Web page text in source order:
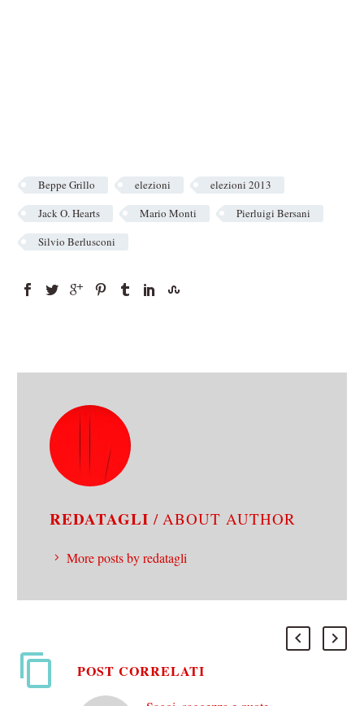
Beppe Grillo elezioni
elezioni 2013
Jack O. Hearts
Mario Monti
Pierluigi Bersani
Silvio Berlusconi
REDATAGLI / ABOUT AUTHOR
More posts by redatagli
POST CORRELATI